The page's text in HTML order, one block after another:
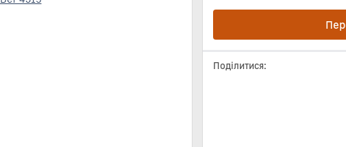
Поділитися: